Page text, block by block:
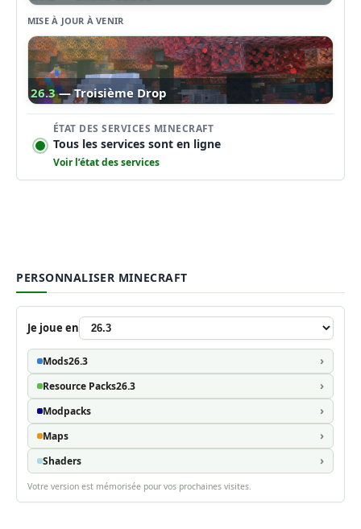
MISE À JOUR À VENIR
26.3 — Troisième Drop
ÉTAT DES SERVICES MINECRAFT
Tous les services sont en ligne
Voir l’état des services
PERSONNALISER MINECRAFT
Je joue en
Mods26.3
Resource Packs26.3
Modpacks
Maps
Shaders
Votre version est mémorisée pour vos prochaines visites.